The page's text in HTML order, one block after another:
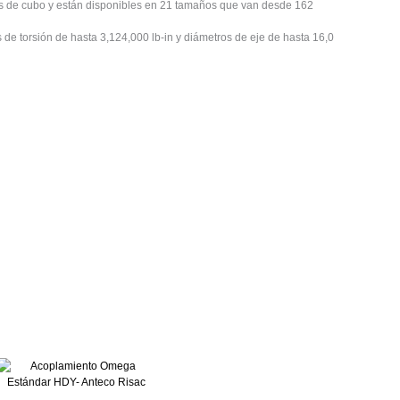
cubo y están disponibles en 21 tamaños que van desde 162
torsión de hasta 3,124,000 lb-in y diámetros de eje de hasta 16,0